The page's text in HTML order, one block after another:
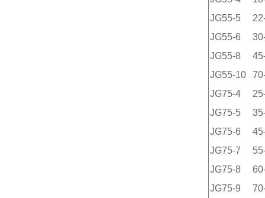
JG55-5
JG55-6
JG55-8
JG55-10
JG75-4
JG75-5
JG75-6
JG75-7
JG75-8
JG75-9